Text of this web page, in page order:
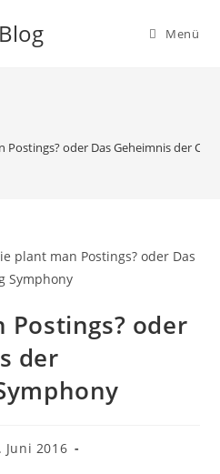
Menü
Postings? oder Das Geheimnis der
Postings? oder
der
Juni 2016